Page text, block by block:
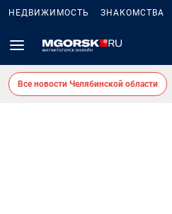
НЕДВИЖИМОСТЬ ЗНАКОМСТВА
Все новости Челябинской области